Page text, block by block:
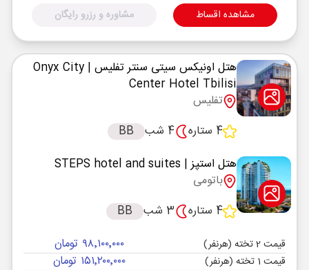
مشاهده اقساط مشاوره و رزرو رایگان
هتل اونیکس سیتی سنتر تفلیس | Onyx City
Center Hotel Tbilisi
تفلیس
4 ستاره
4 شب
BB
هتل استپز| STEPS hotel and suites
باتومی
4 ستاره
3 شب BB
قیمت 2 تخته (هرنفر) ۹۸٬۱۰۰٬۰۰۰ تومان
قیمت 1 تخته (هرنفر) ۱۵۱٬۲۰۰٬۰۰۰ تومان